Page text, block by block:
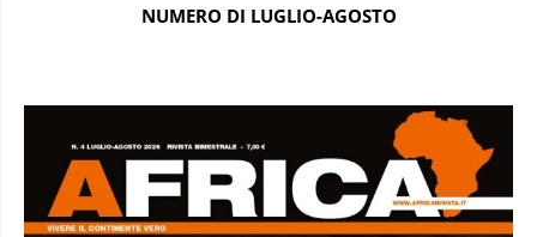
NUMERO DI LUGLIO-AGOSTO